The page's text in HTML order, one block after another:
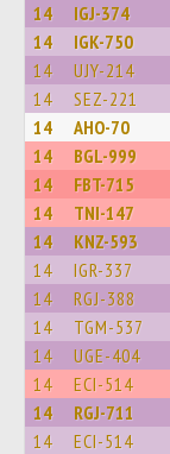
14 IGJ-374
14 IGK-750
14 UJY-214
14 SEZ-221
14 AHO-70
14 BGL-999
14 FBT-715
14 TNI-147
14 KNZ-593
14 IGR-337
14 RGJ-388
14 TGM-537
14 UGE-404
14 ECI-514
14 RGJ-711
14 ECI-514